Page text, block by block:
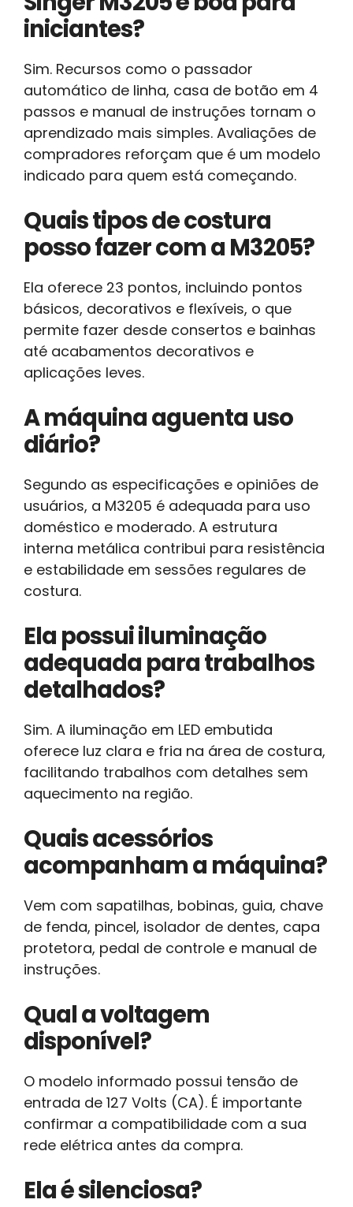
iniciantes?
Sim. Recursos como o passador
automático de linha, casa de botão em 4
passos e manual de instruções tornam o
aprendizado mais simples. Avaliações de
compradores reforçam que é um modelo
indicado para quem está começando.
Quais tipos de costura
posso fazer com a M3205?
Ela oferece 23 pontos, incluindo pontos
básicos, decorativos e flexíveis, o que
permite fazer desde consertos e bainhas
até acabamentos decorativos e
aplicações leves.
A máquina aguenta uso
diário?
Segundo as especificações e opiniões de
usuários, a M3205 é adequada para uso
doméstico e moderado. A estrutura
interna metálica contribui para resistência
e estabilidade em sessões regulares de
costura.
Ela possui iluminação
adequada para trabalhos
detalhados?
Sim. A iluminação em LED embutida
oferece luz clara e fria na área de costura,
facilitando trabalhos com detalhes sem
aquecimento na região.
Quais acessórios
acompanham a máquina?
Vem com sapatilhas, bobinas, guia, chave
de fenda, pincel, isolador de dentes, capa
protetora, pedal de controle e manual de
instruções.
Qual a voltagem
disponível?
O modelo informado possui tensão de
entrada de 127 Volts (CA). É importante
confirmar a compatibilidade com a sua
rede elétrica antes da compra.
Ela é silenciosa?